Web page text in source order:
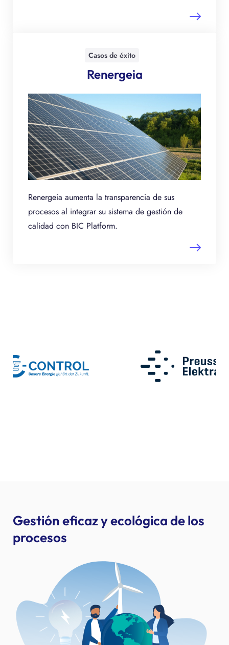
Casos de éxito
Renergeia
Renergeia aumenta la transparencia de sus
procesos al integrar su sistema de gestión de
calidad con BIC Platform.
Gestión eficaz y ecológica de los
procesos